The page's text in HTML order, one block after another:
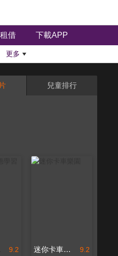
借 下載APP
更多
兒童排行
9.2 9.2
迷你卡車樂園